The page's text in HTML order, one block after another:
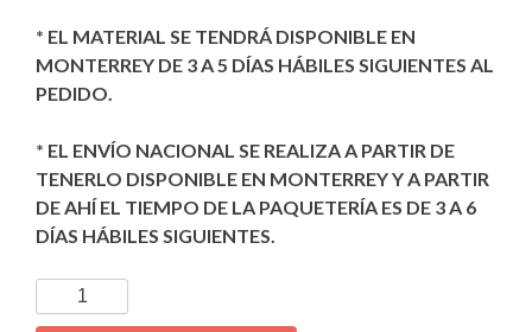
* EL MATERIAL SE TENDRÁ DISPONIBLE EN
MONTERREY DE 3 A 5 DÍAS HÁBILES SIGUIENTES AL
PEDIDO.
* EL ENVÍO NACIONAL SE REALIZA A PARTIR DE
TENERLO DISPONIBLE EN MONTERREY Y A PARTIR
DE AHÍ EL TIEMPO DE LA PAQUETERÍA ES DE 3 A 6
DÍAS HÁBILES SIGUIENTES.
TAPIZ
DECORATIVO